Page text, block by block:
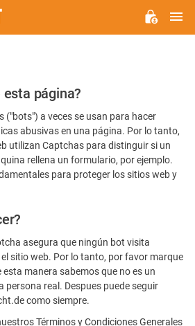
página?
("bots") a veces se usan para hacer
abusivas en una página. Por lo tanto,
utilizan Captchas para distinguir si un
rellena un formulario, por ejemplo.
para proteger los sitios web y
asegura que ningún bot visita
sitio web. Por lo tanto, por favor marque
esta manera sabemos que no es un
persona real. Despues puede seguir
como siempre.
Términos y Condiciones Generales